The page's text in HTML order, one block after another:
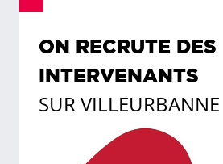
ON RECRUTE DES
INTERVENANTS
SURVILLEURBANNE